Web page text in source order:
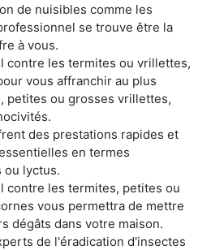
de nuisibles comme les
se trouve être la
à vous.
contre les termites ou vrillettes,
vous affranchir au plus
petites ou grosses vrillettes,
des prestations rapides et
en termes
ou lyctus.
contre les termites, petites ou
vous permettra de mettre
dégâts dans votre maison.
de l'éradication d'insectes